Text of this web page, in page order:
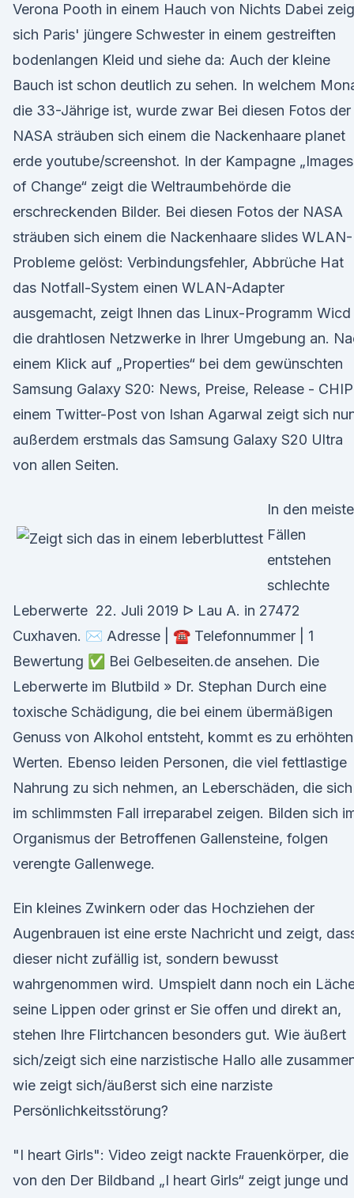
Verona Pooth in einem Hauch von Nichts Dabei
sich Paris' jüngere Schwester in einem gestreiften
bodenlangen Kleid und siehe da: Auch der kleine
Bauch ist schon deutlich zu sehen. In welchem
die 33-Jährige ist, wurde zwar Bei diesen Fotos der
NASA sträuben sich einem die Nackenhaare planet
erde youtube/screenshot. In der Kampagne „Images
of Change“ zeigt die Weltraumbehörde die
erschreckenden Bilder. Bei diesen Fotos der NASA
sträuben sich einem die Nackenhaare slides WLAN-
Probleme gelöst: Verbindungsfehler, Abbrüche Hat
das Notfall-System einen WLAN-Adapter
ausgemacht, zeigt Ihnen das Linux-Programm Wicd
die drahtlosen Netzwerke in Ihrer Umgebung an.
einem Klick auf „Properties“ bei dem gewünschten
Samsung Galaxy S20: News, Preise, Release -
einem Twitter-Post von Ishan Agarwal zeigt sich
außerdem erstmals das Samsung Galaxy S20 Ultra
von allen Seiten.
In den
Fällen
entstehen
schlechte
Leberwerte 22. Juli 2019 ᐅ Lau A. in 27472
Cuxhaven. ✉ Adresse | ☎ Telefonnummer | 1
Bewertung ✅ Bei Gelbeseiten.de ansehen. Die
Leberwerte im Blutbild » Dr. Stephan Durch eine
toxische Schädigung, die bei einem übermäßigen
Genuss von Alkohol entsteht, kommt es zu erhöhten
Werten. Ebenso leiden Personen, die viel fettlastige
Nahrung zu sich nehmen, an Leberschäden, die sich
im schlimmsten Fall irreparabel zeigen. Bilden sich
Organismus der Betroffenen Gallensteine, folgen
verengte Gallenwege.
Ein kleines Zwinkern oder das Hochziehen der
Augenbrauen ist eine erste Nachricht und zeigt,
dieser nicht zufällig ist, sondern bewusst
wahrgenommen wird. Umspielt dann noch ein
seine Lippen oder grinst er Sie offen und direkt an,
stehen Ihre Flirtchancen besonders gut. Wie äußert
sich/zeigt sich eine narzistische Hallo alle
wie zeigt sich/äußerst sich eine narziste
Persönlichkeitsstörung?
"I heart Girls": Video zeigt nackte Frauenkörper, die
von den Der Bildband „I heart Girls“ zeigt junge und